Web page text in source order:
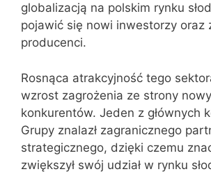
globalizacją na polskim rynku
pojawić się nowi inwestorzy oraz
producenci.
Rosnąca atrakcyjność tego
wzrost zagrożenia ze strony
konkurentów. Jeden z głównych
Grupy znalazł zagranicznego
strategicznego, dzięki czemu
zwiększył swój udział w rynku